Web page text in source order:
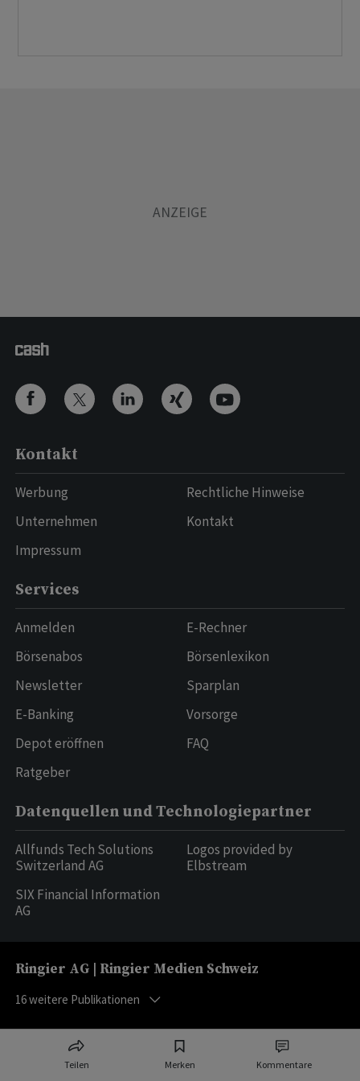
Teilen Merken Kommentare
Kontakt
Werbung
Unternehmen
Impressum
Rechtliche Hinweise
Kontakt
Services
Anmelden
Börsenabos
Newsletter
E-Banking
Depot eröffnen
Ratgeber
E-Rechner
Börsenlexikon
Sparplan
Vorsorge
FAQ
Datenquellen und Technologiepartner
Allfunds Tech Solutions
Switzerland AG
SIX Financial Information
AG
Logos provided by
Elbstream
Ringier AG | Ringier Medien Schweiz
16weitere Publikationen